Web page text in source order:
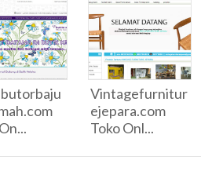
Vintagefurnitur
ejepara.com
Toko Onl...